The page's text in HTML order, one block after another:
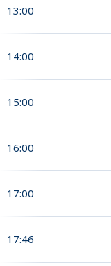
13:00
14:00
15:00
16:00
17:00
17:46